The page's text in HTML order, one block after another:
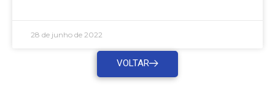
28 de junho de 2022
VOLTAR